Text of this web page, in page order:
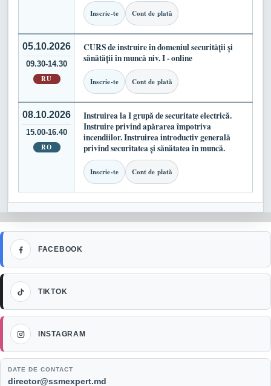
Inscrie-te Cont de plată
05.10.2026
09.30-14.30
RU
CURS de instruire în domeniul securității și
sănătății în muncă niv. I - online
Inscrie-te Cont de plată
08.10.2026
15.00-16.40
RO
Instruirea la I grupă de securitate electrică.
Instruire privind apărarea împotriva
incendiilor. Instruirea introductiv generală
privind securitatea și sănătatea în muncă.
Inscrie-te Cont de plată
FACEBOOK
Facebook
DATE DE CONTACT
Email:
director@ssmexpert.md
TIKTOK
TikTok
INSTAGRAM
Instagram